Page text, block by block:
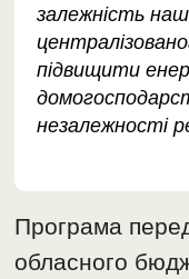
залежність
підвищити
незалежності
Програма
обласного